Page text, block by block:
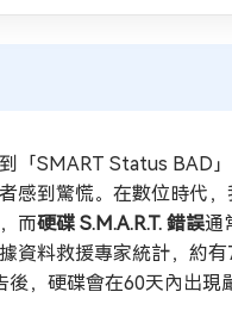
「SMART Status BAD
感到驚慌。在數位時代
而硬碟 S.M.A.R.T. 錯誤通
資料救援專家統計，約有
後，硬碟會在60天內出現